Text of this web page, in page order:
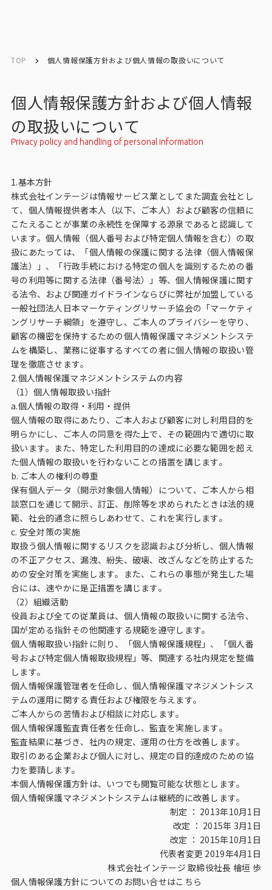
トップ
会社情報
会社情報トップ
会社概要・所在地
ビジョン
社長メッセージ
役員紹介
沿革
多様性・ダイバーシティへの取り組み
ニュース・メディア掲載
ソリューション／サービス
アンケートモニター
採用情報
TOP 個人情報保護方針および個人情報の取扱いについて
個人情報保護方針および個人情報
の取扱いについて
Privacy policy and handling of personal information
1.基本方針
株式会社インテージは情報サービス業としてまた調査会社とし
て、個人情報提供者本人（以下、ご本人）および顧客の信頼に
こたえることが事業の永続性を保障する源泉であると認識して
います。個人情報（個人番号および特定個人情報を含む）の取
扱にあたっては、「個人情報の保護に関する法律（個人情報保
護法）」、「行政手続における特定の個人を識別するための番
号の利用等に関する法律（番号法）」等、個人情報保護に関す
る法令、および関連ガイドラインならびに弊社が加盟している
一般社団法人日本マーケティングリサーチ協会の「マーケティ
ングリサーチ綱領」を遵守し、ご本人のプライバシーを守り、
顧客の機密を保持するための個人情報保護マネジメントシステ
ムを構築し、業務に従事するすべての者に個人情報の取扱い管
理を徹底させます。
2.個人情報保護マネジメントシステムの内容
（1）個人情報取扱い指針
a.個人情報の取得・利用・提供
個人情報の取得にあたり、ご本人および顧客に対し利用目的を
明らかにし、ご本人の同意を得た上で、その範囲内で適切に取
扱います。また、特定した利用目的の達成に必要な範囲を超え
た個人情報の取扱いを行わないことの措置を講じます。
b. ご本人の権利の尊重
保有個人データ（開示対象個人情報）について、ご本人から相
談窓口を通じて開示、訂正、削除等を求められたときは法的規
範、社会的通念に照らしあわせて、これを実行します。
c. 安全対策の実施
取扱う個人情報に関するリスクを認識および分析し、個人情報
の不正アクセス、漏洩、紛失、破壊、改ざんなどを防止するた
めの安全対策を実施します。また、これらの事態が発生した場
合には、速やかに是正措置を講じます。
（2）組織活動
役員および全ての従業員は、個人情報の取扱いに関する法令、
国が定める指針その他関連する規範を遵守します。
個人情報取扱い指針に則り、「個人情報保護規程」、「個人番
号および特定個人情報取扱規程」等、関連する社内規定を整備
します。
個人情報保護管理者を任命し、個人情報保護マネジメントシス
テムの運用に関する責任および権限を与えます。
ご本人からの苦情および相談に対応します。
個人情報保護監査責任者を任命し、監査を実施します。
監査結果に基づき、社内の規定、運用の仕方を改善します。
取引のある企業および個人に対し、規定の目的達成のための協
力を要請します。
本個人情報保護方針は、いつでも閲覧可能な状態とします。
個人情報保護マネジメントシステムは継続的に改善します。
制定 ： 2013年10月1日
改定 ： 2015年 3月1日
改定 ： 2015年10月1日
代表者変更 2019年4月1日
株式会社インテージ 取締役社長 檜垣 歩
個人情報保護方針についてのお問い合せはこちら